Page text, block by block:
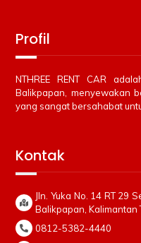
Profil
NTHREE RENT CAR
Balikpapan, menyewakan
yang sangat bersahabat
Kontak
Jln. Yuka No. 14 RT 29
Balikpapan, Kalimantan
0812-5382-4440